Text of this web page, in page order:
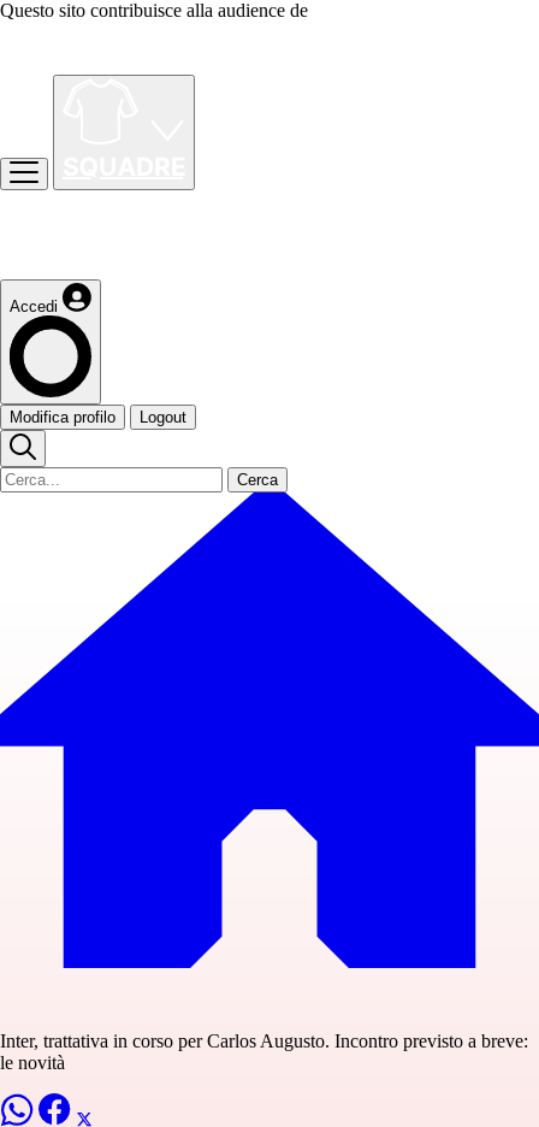
Questo sito contribuisce alla audience de
Accedi
Modifica profilo Logout
Cerca
Inter, trattativa in corso per Carlos Augusto. Incontro previsto a breve:
le novità